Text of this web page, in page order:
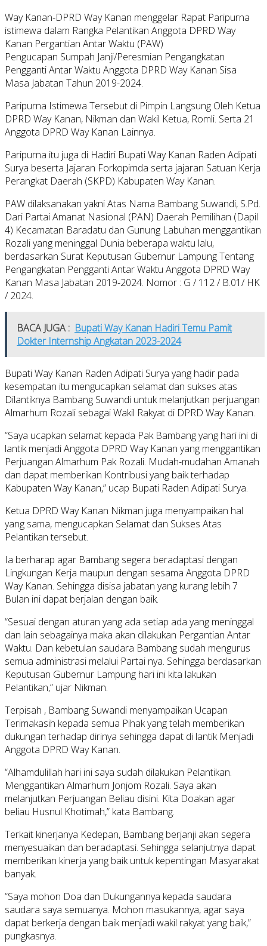
Way Kanan-DPRD Way Kanan menggelar Rapat Paripurna
istimewa dalam Rangka Pelantikan Anggota DPRD Way
Kanan Pergantian Antar Waktu (PAW)
Pengucapan Sumpah Janji/Peresmian Pengangkatan
Pengganti Antar Waktu Anggota DPRD Way Kanan Sisa
Masa Jabatan Tahun 2019-2024.
Paripurna Istimewa Tersebut di Pimpin Langsung Oleh Ketua
DPRD Way Kanan, Nikman dan Wakil Ketua, Romli. Serta 21
Anggota DPRD Way Kanan Lainnya.
Paripurna itu juga di Hadiri Bupati Way Kanan Raden Adipati
Surya beserta Jajaran Forkopimda serta jajaran Satuan Kerja
Perangkat Daerah (SKPD) Kabupaten Way Kanan.
PAW dilaksanakan yakni Atas Nama Bambang Suwandi, S.Pd.
Dari Partai Amanat Nasional (PAN) Daerah Pemilihan (Dapil
4) Kecamatan Baradatu dan Gunung Labuhan menggantikan
Rozali yang meninggal Dunia beberapa waktu lalu,
berdasarkan Surat Keputusan Gubernur Lampung Tentang
Pengangkatan Pengganti Antar Waktu Anggota DPRD Way
Kanan Masa Jabatan 2019-2024. Nomor : G / 112 / B.01/ HK
/ 2024.
BACA JUGA : Bupati Way Kanan Hadiri Temu Pamit
Dokter Internship Angkatan 2023-2024
Bupati Way Kanan Raden Adipati Surya yang hadir pada
kesempatan itu mengucapkan selamat dan sukses atas
Dilantiknya Bambang Suwandi untuk melanjutkan perjuangan
Almarhum Rozali sebagai Wakil Rakyat di DPRD Way Kanan.
“Saya ucapkan selamat kepada Pak Bambang yang hari ini di
lantik menjadi Anggota DPRD Way Kanan yang menggantikan
Perjuangan Almarhum Pak Rozali. Mudah-mudahan Amanah
dan dapat memberikan Kontribusi yang baik terhadap
Kabupaten Way Kanan,” ucap Bupati Raden Adipati Surya.
Ketua DPRD Way Kanan Nikman juga menyampaikan hal
yang sama, mengucapkan Selamat dan Sukses Atas
Pelantikan tersebut.
Ia berharap agar Bambang segera beradaptasi dengan
Lingkungan Kerja maupun dengan sesama Anggota DPRD
Way Kanan. Sehingga disisa jabatan yang kurang lebih 7
Bulan ini dapat berjalan dengan baik.
“Sesuai dengan aturan yang ada setiap ada yang meninggal
dan lain sebagainya maka akan dilakukan Pergantian Antar
Waktu. Dan kebetulan saudara Bambang sudah mengurus
semua administrasi melalui Partai nya. Sehingga berdasarkan
Keputusan Gubernur Lampung hari ini kita lakukan
Pelantikan,” ujar Nikman.
Terpisah , Bambang Suwandi menyampaikan Ucapan
Terimakasih kepada semua Pihak yang telah memberikan
dukungan terhadap dirinya sehingga dapat di lantik Menjadi
Anggota DPRD Way Kanan.
“Alhamdulillah hari ini saya sudah dilakukan Pelantikan.
Menggantikan Almarhum Jonjom Rozali. Saya akan
melanjutkan Perjuangan Beliau disini. Kita Doakan agar
beliau Husnul Khotimah,” kata Bambang.
Terkait kinerjanya Kedepan, Bambang berjanji akan segera
menyesuaikan dan beradaptasi. Sehingga selanjutnya dapat
memberikan kinerja yang baik untuk kepentingan Masyarakat
banyak.
“Saya mohon Doa dan Dukungannya kepada saudara
saudara saya semuanya. Mohon masukannya, agar saya
dapat berkerja dengan baik menjadi wakil rakyat yang baik,”
pungkasnya.